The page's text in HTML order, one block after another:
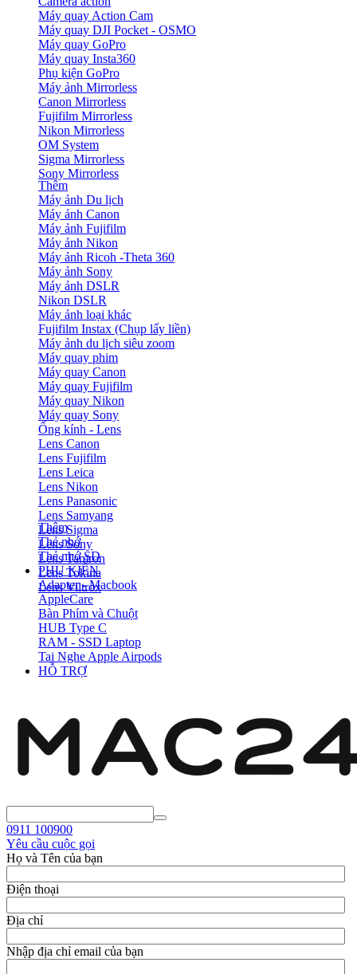
Máy quay Action Cam
Máy quay DJI Pocket - OSMO
Máy quay GoPro
Máy quay Insta360
Phụ kiện GoPro
Máy ảnh Mirrorless
Canon Mirrorless
Fujifilm Mirrorless
Nikon Mirrorless
OM System
Sigma Mirrorless
Sony Mirrorless
Thêm
Máy ảnh Du lịch
Máy ảnh Canon
Máy ảnh Fujifilm
Máy ảnh Nikon
Máy ảnh Ricoh -Theta 360
Máy ảnh Sony
Máy ảnh DSLR
Nikon DSLR
Máy ảnh loại khác
Fujifilm Instax (Chụp lấy liền)
Máy ảnh du lịch siêu zoom
Máy quay phim
Máy quay Canon
Máy quay Fujifilm
Máy quay Nikon
Máy quay Sony
Ống kính - Lens
Lens Canon
Lens Fujifilm
Lens Leica
Lens Nikon
Lens Panasonic
Lens Samyang
Lens Sigma
Lens Sony
Lens Tamron
Lens Tokina
Lens Viltrox
Thêm
Thẻ nhớ
Thẻ nhớ SD
PHỤ KIỆN
Adapter - Macbook
AppleCare
Bàn Phím và Chuột
HUB Type C
RAM - SSD Laptop
Tai Nghe Apple Airpods
HỖ TRỢ
0911 100900
Yêu cầu cuộc gọi
Họ và Tên của bạn
Điện thoại
Địa chỉ
Nhập địa chỉ email của bạn